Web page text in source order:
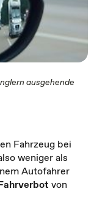
ausgehende
Fahrzeug bei
weniger als
Autofahrer
von